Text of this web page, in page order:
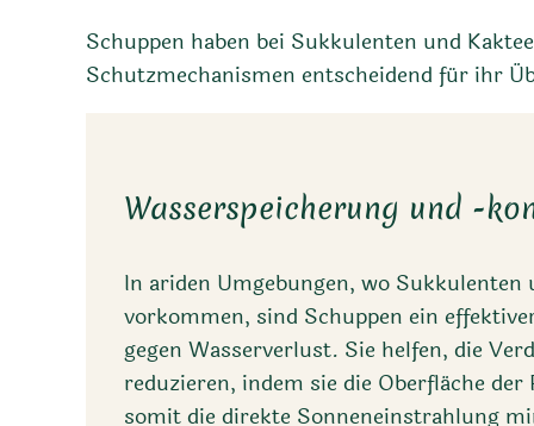
Schuppen haben bei Sukkulenten und
Schutzmechanismen entscheidend für ihr
Wasserspeicherung und -
In ariden Umgebungen, wo Sukkulenten
vorkommen, sind Schuppen ein
gegen Wasserverlust. Sie helfen, die
reduzieren, indem sie die Oberfläche der
somit die direkte Sonneneinstrahlung